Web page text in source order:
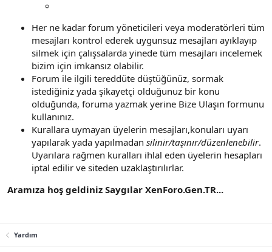
Her ne kadar forum yöneticileri veya moderatörleri tüm
mesajları kontrol ederek uygunsuz mesajları ayıklayıp
silmek için çalışsalarda yinede tüm mesajları incelemek
bizim için imkansız olabilir.
Forum ile ilgili tereddüte düştüğünüz, sormak
istediğiniz yada şikayetçi olduğunuz bir konu
olduğunda, foruma yazmak yerine Bize Ulaşın formunu
kullanınız.
Kurallara uymayan üyelerin mesajları,konuları uyarı
yapılarak yada yapılmadan silinir/taşınır/düzenlenebilir.
Uyarılara rağmen kuralları ihlal eden üyelerin hesapları
iptal edilir ve siteden uzaklaştırılırlar.
Aramıza hoş geldiniz Saygılar XenForo.Gen.TR...
Yardım